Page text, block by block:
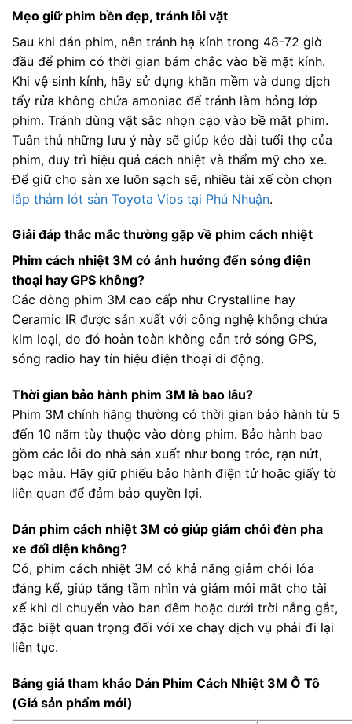
Mẹo giữ phim bền đẹp, tránh lỗi vặt
Sau khi dán phim, nên tránh hạ kính trong 48-72 giờ
đầu để phim có thời gian bám chắc vào bề mặt kính.
Khi vệ sinh kính, hãy sử dụng khăn mềm và dung dịch
tẩy rửa không chứa amoniac để tránh làm hỏng lớp
phim. Tránh dùng vật sắc nhọn cạo vào bề mặt phim.
Tuân thủ những lưu ý này sẽ giúp kéo dài tuổi thọ của
phim, duy trì hiệu quả cách nhiệt và thẩm mỹ cho xe.
Để giữ cho sàn xe luôn sạch sẽ, nhiều tài xế còn chọn
lắp thảm lót sàn Toyota Vios tại Phú Nhuận.
Giải đáp thắc mắc thường gặp về phim cách nhiệt
Phim cách nhiệt 3M có ảnh hưởng đến sóng điện
thoại hay GPS không?
Các dòng phim 3M cao cấp như Crystalline hay
Ceramic IR được sản xuất với công nghệ không chứa
kim loại, do đó hoàn toàn không cản trở sóng GPS,
sóng radio hay tín hiệu điện thoại di động.
Thời gian bảo hành phim 3M là bao lâu?
Phim 3M chính hãng thường có thời gian bảo hành từ 5
đến 10 năm tùy thuộc vào dòng phim. Bảo hành bao
gồm các lỗi do nhà sản xuất như bong tróc, rạn nứt,
bạc màu. Hãy giữ phiếu bảo hành điện tử hoặc giấy tờ
liên quan để đảm bảo quyền lợi.
Dán phim cách nhiệt 3M có giúp giảm chói đèn pha
xe đối diện không?
Có, phim cách nhiệt 3M có khả năng giảm chói lóa
đáng kể, giúp tăng tầm nhìn và giảm mỏi mắt cho tài
xế khi di chuyển vào ban đêm hoặc dưới trời nắng gắt,
đặc biệt quan trọng đối với xe chạy dịch vụ phải đi lại
liên tục.
Bảng giá tham khảo Dán Phim Cách Nhiệt 3M Ô Tô
(Giá sản phẩm mới)